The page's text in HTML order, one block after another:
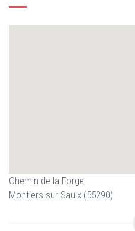
Chemin de la Forge
Montiers-sur-Saulx (55290)